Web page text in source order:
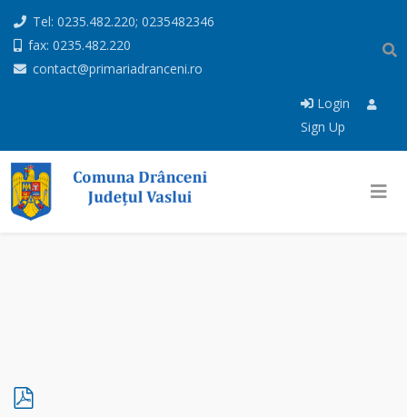
Tel: 0235.482.220; 0235482346
fax: 0235.482.220
contact@primariadranceni.ro
Login
Sign Up